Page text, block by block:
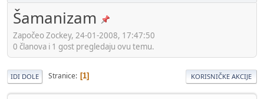
Šamanizam
Započeo Zockey, 24-01-2008, 17:47:50
0 članova i 1 gost pregledaju ovu temu.
IDI DOLE Stranice 1 KORISNIČKE AKCIJE